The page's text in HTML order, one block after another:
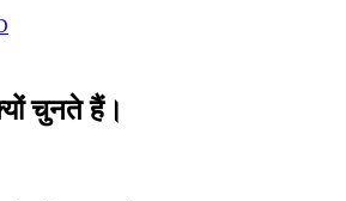
चुनते हैं।